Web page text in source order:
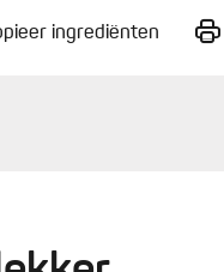
ingrediënten